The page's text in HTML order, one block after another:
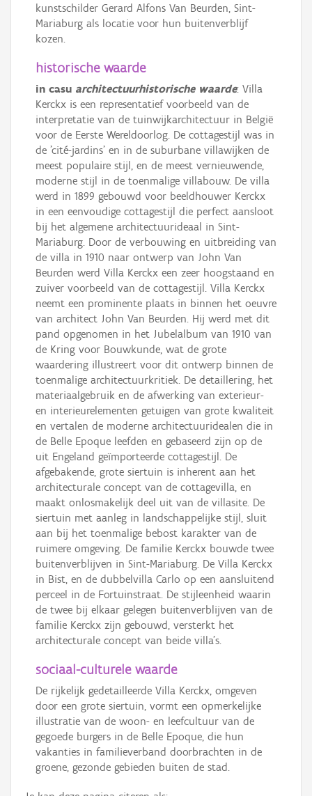
kunstschilder Gerard Alfons Van Beurden, Sint-
Mariaburg als locatie voor hun buitenverblijf
kozen.
historische waarde
in casu architectuurhistorische waarde: Villa
Kerckx is een representatief voorbeeld van de
interpretatie van de tuinwijkarchitectuur in België
voor de Eerste Wereldoorlog. De cottagestijl was in
de 'cité-jardins' en in de suburbane villawijken de
meest populaire stijl, en de meest vernieuwende,
moderne stijl in de toenmalige villabouw. De villa
werd in 1899 gebouwd voor beeldhouwer Kerckx
in een eenvoudige cottagestijl die perfect aansloot
bij het algemene architectuurideaal in Sint-
Mariaburg. Door de verbouwing en uitbreiding van
de villa in 1910 naar ontwerp van John Van
Beurden werd Villa Kerckx een zeer hoogstaand en
zuiver voorbeeld van de cottagestijl. Villa Kerckx
neemt een prominente plaats in binnen het oeuvre
van architect John Van Beurden. Hij werd met dit
pand opgenomen in het Jubelalbum van 1910 van
de Kring voor Bouwkunde, wat de grote
waardering illustreert voor dit ontwerp binnen de
toenmalige architectuurkritiek. De detaillering, het
materiaalgebruik en de afwerking van exterieur-
en interieurelementen getuigen van grote kwaliteit
en vertalen de moderne architectuuridealen die in
de Belle Epoque leefden en gebaseerd zijn op de
uit Engeland geïmporteerde cottagestijl. De
afgebakende, grote siertuin is inherent aan het
architecturale concept van de cottagevilla, en
maakt onlosmakelijk deel uit van de villasite. De
siertuin met aanleg in landschappelijke stijl, sluit
aan bij het toenmalige bebost karakter van de
ruimere omgeving. De familie Kerckx bouwde twee
buitenverblijven in Sint-Mariaburg. De Villa Kerckx
in Bist, en de dubbelvilla Carlo op een aansluitend
perceel in de Fortuinstraat. De stijleenheid waarin
de twee bij elkaar gelegen buitenverblijven van de
familie Kerckx zijn gebouwd, versterkt het
architecturale concept van beide villa's.
sociaal-culturele waarde
De rijkelijk gedetailleerde Villa Kerckx, omgeven
door een grote siertuin, vormt een opmerkelijke
illustratie van de woon- en leefcultuur van de
gegoede burgers in de Belle Epoque, die hun
vakanties in familieverband doorbrachten in de
groene, gezonde gebieden buiten de stad.